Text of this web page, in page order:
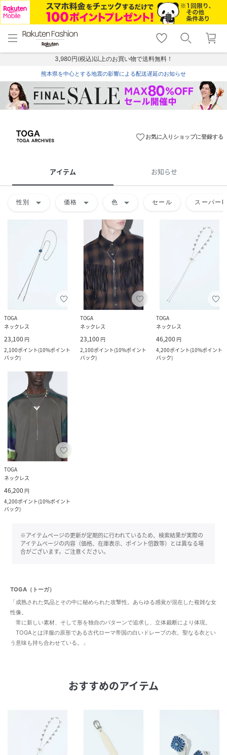
menu home
トップ
shopping_cart lock_outline
ログイン
3,980円(税込)以上のお買い物で送料無料！
熊本県を中心とする地震の影響による配送遅延のお知らせ
favorite_borderお気に入りショップに登録する
アイテム お知らせ
性別 arrow_drop_down 価格 arrow_drop_down 色 arrow_drop_down セール スーパー
TOGA
ネックレス
23,100 円
2,100ポイント(10%ポイント
バック)
TOGA
ネックレス
23,100 円
2,100ポイント(10%ポイント
バック)
TOGA
ネックレス
46,200 円
4,200ポイント(10%ポイント
バック)
TOGA
ネックレス
46,200 円
4,200ポイント(10%ポイント
バック)
※アイテムページの更新が定期的に行われているため、検索結果が実際の
アイテムページの内容（価格、在庫表示、ポイント倍数等）とは異なる場
合がございます。ご注意ください。
TOGA（トーガ）
「成熟された気品とその中に秘められた攻撃性。あらゆる感覚が混在した複雑な女
性像。
常に新しい素材、そして形を独自のパターンで追求し、立体裁断により体現。
TOGAとは洋服の原形である古代ローマ帝国の白いドレープの衣。聖なる衣とい
う意味も持ち合わせている。」
おすすめのアイテム